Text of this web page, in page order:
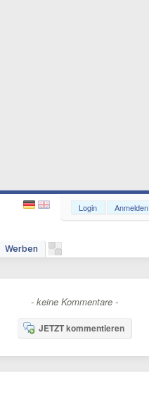
Werben
Login Anmelden
- keine Kommentare -
JETZT kommentieren